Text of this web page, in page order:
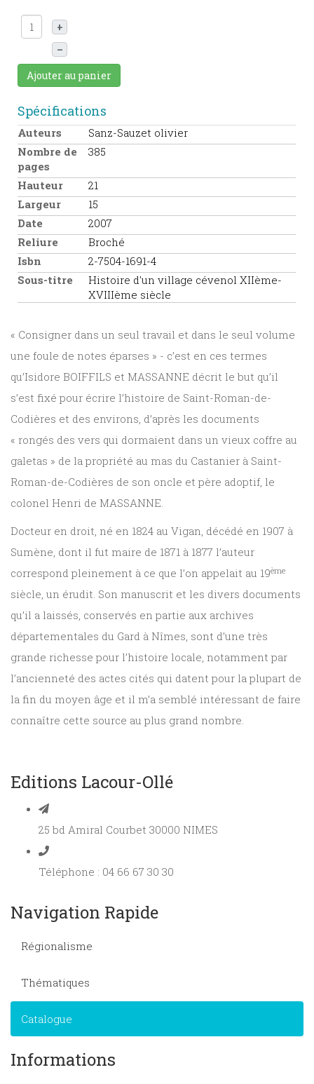
+
–
Ajouter au panier
Spécifications
Auteurs
Sanz-Sauzet olivier
Nombre de
pages
385
Hauteur
21
Largeur
15
Date
2007
Reliure
Broché
Isbn
2-7504-1691-4
Sous-titre
Histoire d'un village cévenol XIIème-
XVIIIème siècle
« Consigner dans un seul travail et dans le seul volume
une foule de notes éparses » - c’est en ces termes
qu’Isidore BOIFFILS et MASSANNE décrit le but qu’il
s’est fixé pour écrire l’histoire de Saint-Roman-de-
Codières et des environs, d’après les documents
« rongés des vers qui dormaient dans un vieux coffre au
galetas » de la propriété au mas du Castanier à Saint-
Roman-de-Codières de son oncle et père adoptif, le
colonel Henri de MASSANNE.
Docteur en droit, né en 1824 au Vigan, décédé en 1907 à
Sumène, dont il fut maire de 1871 à 1877 l’auteur
correspond pleinement à ce que l’on appelait au 19ème
siècle, un érudit. Son manuscrit et les divers documents
qu’il a laissés, conservés en partie aux archives
départementales du Gard à Nîmes, sont d’une très
grande richesse pour l’histoire locale, notamment par
l’ancienneté des actes cités qui datent pour la plupart de
la fin du moyen âge et il m’a semblé intéressant de faire
connaître cette source au plus grand nombre.
Editions Lacour-Ollé
25 bd Amiral Courbet 30000 NIMES
Téléphone : 04 66 67 30 30
Navigation Rapide
Régionalisme
Thématiques
Catalogue
Informations